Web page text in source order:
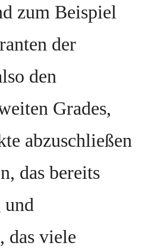
zum Beispiel
der
den
Grades,
abzuschließen
das bereits
und
das viele